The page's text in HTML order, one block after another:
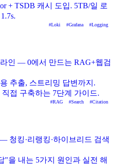
+ TSDB 캐시 도입. 5TB/일 로
#Loki #Grafana #Logging
인 — 0에서 만드는 RAG+웹검
추출, 스트리밍 답변까지.
접 구축하는 7단계 가이드.
#RAG #Search #Citation
청킹·리랭킹·하이브리드 검색
을 내는 5가지 원인과 실전 해